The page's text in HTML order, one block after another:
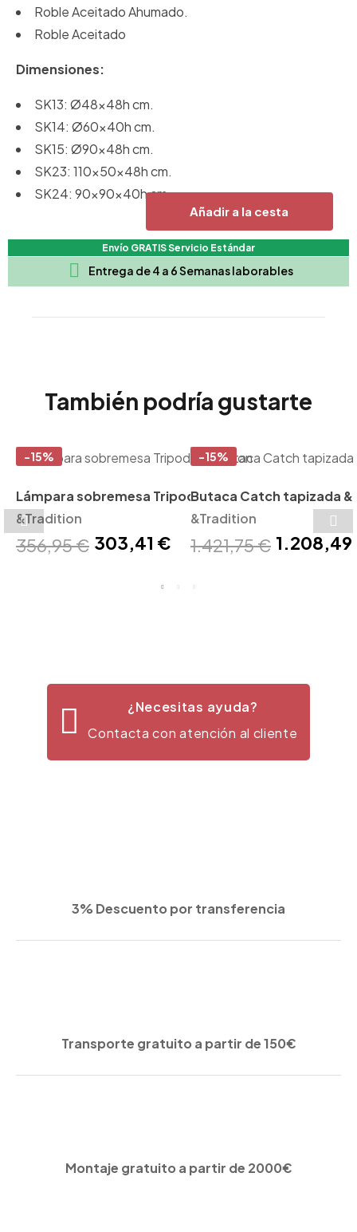
Añadir a la cesta
Envío GRATIS Servicio Estándar
 Entrega de 4 a 6 Semanas laborables
Roble Aceitado Ahumado.
Roble Aceitado
Dimensiones:
SK13: Ø48x48h cm.
SK14: Ø60x40h cm.
SK15: Ø90x48h cm.
SK23: 110x50x48h cm.
SK24: 90x90x40h cm.
También podría gustarte
-15%
Lámpara sobremesa Tripod
&Tradition
&Tradition
356,95 € 303,41 €
-15%
Butaca Catch tapizada
&Tradition
1.421,75 €
¿Necesitas ayuda?
Contacta con atención al cliente
3% Descuento por transferencia
Transporte gratuito a partir de 150€
Montaje gratuito a partir de 2000€